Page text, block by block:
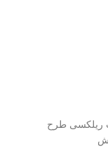
ریلکسی طرح